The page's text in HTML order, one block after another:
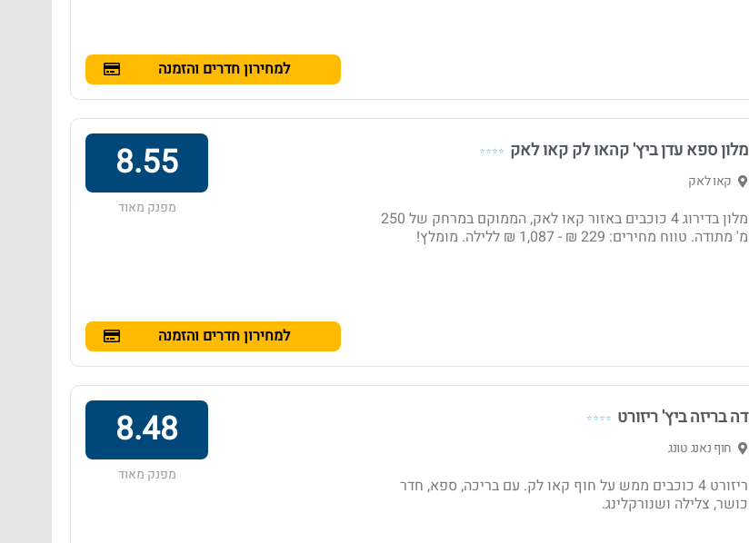
למחירון חדרים והזמנה
מלון ספא עדן ביץ' קהאו לק קאו לאק ⭐⭐⭐⭐
קאו לאק
מלון בדירוג 4 כוכבים באזור קאו לאק, הממוקם במרחק של 250
מ' מתודה. טווח מחירים: 229 ₪ - 1,087 ₪ ללילה. מומלץ!
8.55
מפנק מאוד
למחירון חדרים והזמנה
דה בריזה ביץ' ריזורט ⭐⭐⭐⭐
חוף נאנג טונג
ריזורט 4 כוכבים ממש על חוף קאו לק. עם בריכה, ספא, חדר
כושר, צלילה ושנורקלינג.
8.48
מפנק מאוד